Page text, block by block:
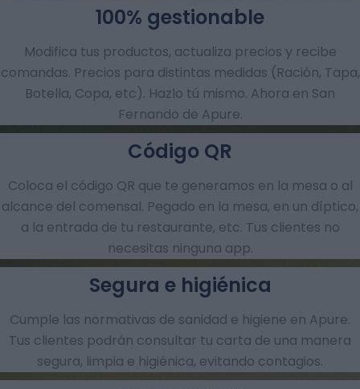
Modifica tus productos, actualiza precios y recibe
comandas.​ Precios para distintas medidas (Ración, Tapa,
Botella, Copa, etc). Hazlo tú mismo. Ahora en San
Fernando de Apure.
100% gestionable
Coloca el código QR que te generamos en la mesa o al
alcance del comensal. Pegado en la mesa, en un díptico,
a la entrada de tu restaurante, etc. Tus clientes no
necesitas ninguna app.
Código QR
Cumple las normativas de sanidad e higiene en Apure.
Tus clientes podrán consultar tu carta de una manera
segura, limpia e higiénica, evitando contagios.
Segura e higiénica